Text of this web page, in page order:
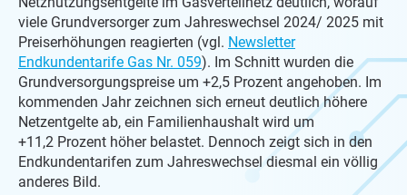
viele Grundversorger zum Jahreswechsel 2024/ 2025 mit
Preiserhöhungen reagierten (vgl. Newsletter
Endkundentarife Gas Nr. 059). Im Schnitt wurden die
Grundversorgungspreise um +2,5 Prozent angehoben. Im
kommenden Jahr zeichnen sich erneut deutlich höhere
Netzentgelte ab, ein Familienhaushalt wird um
+11,2 Prozent höher belastet. Dennoch zeigt sich in den
Endkundentarifen zum Jahreswechsel diesmal ein völlig
anderes Bild.